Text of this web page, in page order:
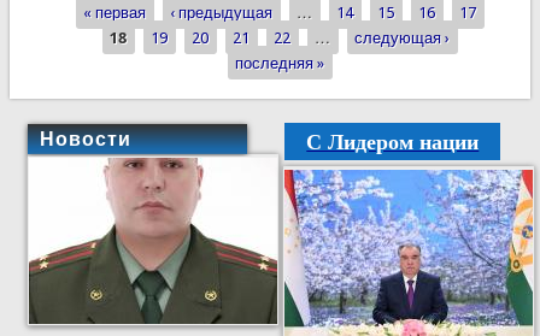
Страницы
« первая ‹ предыдущая … 14 15 16
17
18
19 20 21 22 …
следующая ›
последняя »
Новости С Лидером нации